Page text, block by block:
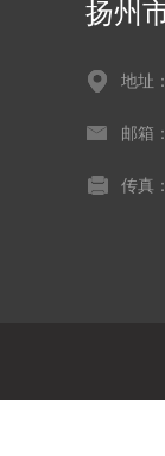
扬州
地址
邮箱
传真